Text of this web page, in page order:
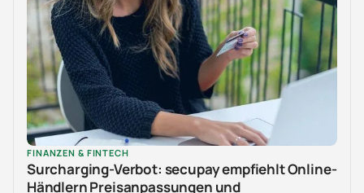
FINANZEN & FINTECH
Surcharging-Verbot: secupay empfiehlt Online-
Händlern Preisanpassungen und